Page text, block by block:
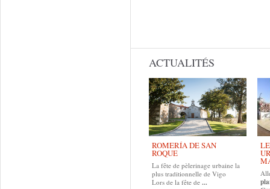
ACTUALITÉS
ROMERÍA DE SAN
ROQUE
La fête de pèlerinage urbaine la
plus traditionnelle de Vigo
Lors de la fête de ...